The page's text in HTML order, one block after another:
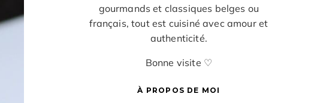
gourmands et classiques belges ou
français, tout est cuisiné avec amour et
authenticité.
Bonne visite ♡
À PROPOS DE MOI